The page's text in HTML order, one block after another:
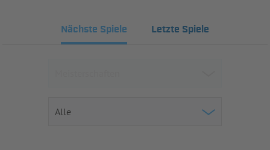
Nächste Spiele Letzte Spiele